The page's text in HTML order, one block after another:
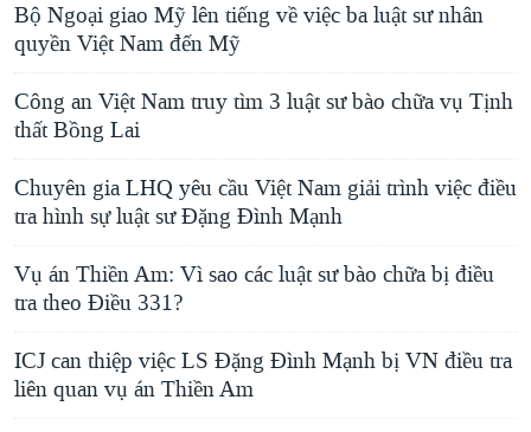
Bộ Ngoại giao Mỹ lên tiếng về việc ba luật sư nhân
quyền Việt Nam đến Mỹ
Công an Việt Nam truy tìm 3 luật sư bào chữa vụ Tịnh
thất Bồng Lai
Chuyên gia LHQ yêu cầu Việt Nam giải trình việc điều
tra hình sự luật sư Đặng Đình Mạnh
Vụ án Thiền Am: Vì sao các luật sư bào chữa bị điều
tra theo Điều 331?
ICJ can thiệp việc LS Đặng Đình Mạnh bị VN điều tra
liên quan vụ án Thiền Am